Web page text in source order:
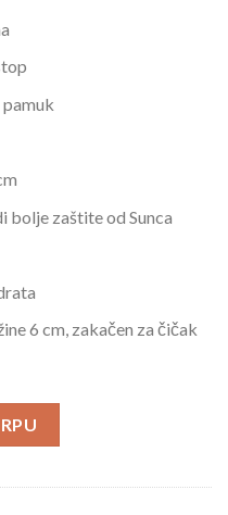
bolje zaštite od Sunca
6 cm, zakačen za čičak